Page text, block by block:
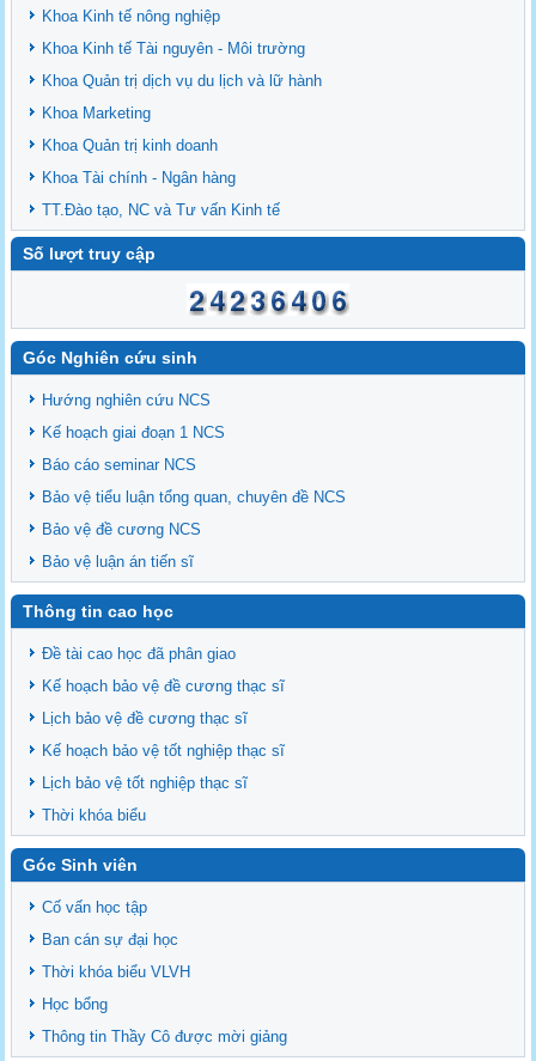
Khoa Kinh tế nông nghiệp
Khoa Kinh tế Tài nguyên - Môi trường
Khoa Quản trị dịch vụ du lịch và lữ hành
Khoa Marketing
Khoa Quản trị kinh doanh
Khoa Tài chính - Ngân hàng
TT.Đào tạo, NC và Tư vấn Kinh tế
Số lượt truy cập
Góc Nghiên cứu sinh
Hướng nghiên cứu NCS
Kế hoạch giai đoạn 1 NCS
Báo cáo seminar NCS
Bảo vệ tiểu luận tổng quan, chuyên đề NCS
Bảo vệ đề cương NCS
Bảo vệ luận án tiến sĩ
Thông tin cao học
Đề tài cao học đã phân giao
Kế hoạch bảo vệ đề cương thạc sĩ
Lịch bảo vệ đề cương thạc sĩ
Kế hoạch bảo vệ tốt nghiệp thạc sĩ
Lịch bảo vệ tốt nghiệp thạc sĩ
Thời khóa biểu
Góc Sinh viên
Cố vấn học tập
Ban cán sự đại học
Thời khóa biểu VLVH
Học bổng
Thông tin Thầy Cô được mời giảng